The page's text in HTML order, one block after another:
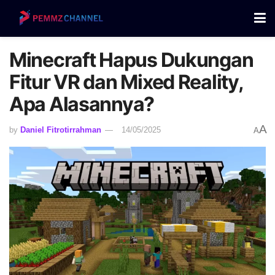
Minecraft Hapus Dukungan
Fitur VR dan Mixed Reality,
Apa Alasannya?
by Daniel Fitrotirrahman 14/05/2025 AA